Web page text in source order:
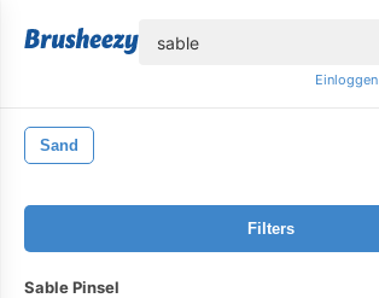
Einloggen
Sand
Filters
Sable Pinsel